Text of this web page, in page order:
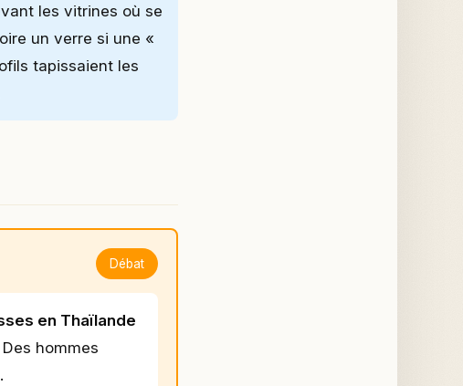
les vitrines où se
un verre si une «
tapissaient les
Débat
en Thaïlande
hommes